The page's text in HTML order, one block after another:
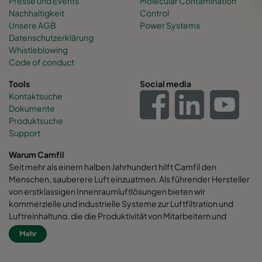
Nachhaltigkeit
Unsere AGB
Datenschutzerklärung
Whistleblowing
Code of conduct
Control
Power Systems
Tools
Kontaktsuche
Dokumente
Produktsuche
Support
Social media
Warum Camfil
Seit mehr als einem halben Jahrhundert hilft Camfil den
Menschen, sauberere Luft einzuatmen. Als führender Hersteller
von erstklassigen Innenraumluftlösungen bieten wir
kommerzielle und industrielle Systeme zur Luftfiltration und
Luftreinhaltung, die die Produktivität von Mitarbeitern und
Maschinen verbessern, den Energieverbrauch minimieren und
die menschliche Gesundheit und die Umwelt fördern. Wir sind
Mehr